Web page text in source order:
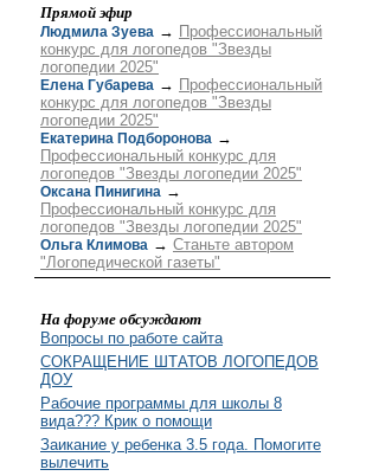
Прямой эфир
Людмила Зуева → Профессиональный
конкурс для логопедов "Звезды
логопедии 2025"
Елена Губарева → Профессиональный
конкурс для логопедов "Звезды
логопедии 2025"
Екатерина Подборонова →
Профессиональный конкурс для
логопедов "Звезды логопедии 2025"
Оксана Пинигина →
Профессиональный конкурс для
логопедов "Звезды логопедии 2025"
Ольга Климова → Станьте автором
"Логопедической газеты"
На форуме обсуждают
Вопросы по работе сайта
СОКРАЩЕНИЕ ШТАТОВ ЛОГОПЕДОВ
ДОУ
Рабочие программы для школы 8
вида??? Крик о помощи
Заикание у ребенка 3.5 года. Помогите
вылечить